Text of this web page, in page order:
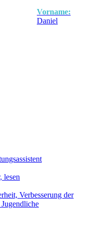
Vorname:
Daniel
lesen
Verbesserung der